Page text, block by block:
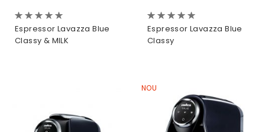
Evaluare:
0%
Espressor Lavazza Blue
Classy & MILK
Evaluare:
0%
Espressor Lavazza Blue
Classy
NOU